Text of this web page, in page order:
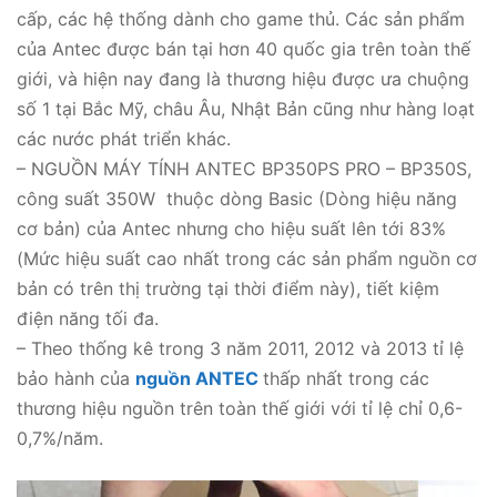
toàn : cUL,FCC,CB,BSMI
Cân
nặng
1.75kg
Kích
thước
150 x 140 x 86 mm
Nhà
sản
xuất
Antec, Trung Quốc
cấp, các hệ thống dành cho game thủ. Các sản phẩm
của Antec được bán tại hơn 40 quốc gia trên toàn thế
giới, và hiện nay đang là thương hiệu được ưa chuộng
số 1 tại Bắc Mỹ, châu Âu, Nhật Bản cũng như hàng loạt
các nước phát triển khác.
– NGUỒN MÁY TÍNH ANTEC BP350PS PRO – BP350S,
công suất 350W thuộc dòng Basic (Dòng hiệu năng
cơ bản) của Antec nhưng cho hiệu suất lên tới 83%
(Mức hiệu suất cao nhất trong các sản phẩm nguồn cơ
bản có trên thị trường tại thời điểm này), tiết kiệm
điện năng tối đa.
– Theo thống kê trong 3 năm 2011, 2012 và 2013 tỉ lệ
bảo hành của nguồn ANTEC thấp nhất trong các
thương hiệu nguồn trên toàn thế giới với tỉ lệ chỉ 0,6-
0,7%/năm.